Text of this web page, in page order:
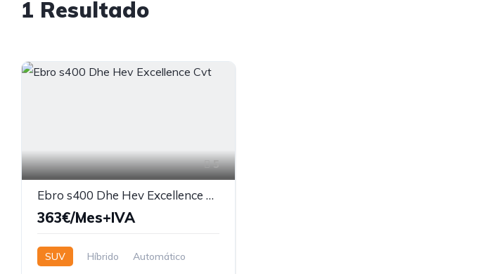
1 Resultado
5
Ebro s400 Dhe Hev Excellence Cvt
363€/Mes+IVA
SUV Híbrido Automático